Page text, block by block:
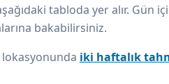
tabloda yer alır. Gün
bakabilirsiniz.
iki haftalık